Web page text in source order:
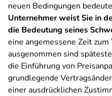
neuen Bedingungen
Unternehmer weist Sie in
die Bedeutung seines
eine angemessene Zeit
ausgenommen sind
die Einführung von
grundlegende
einer ausdrücklichen